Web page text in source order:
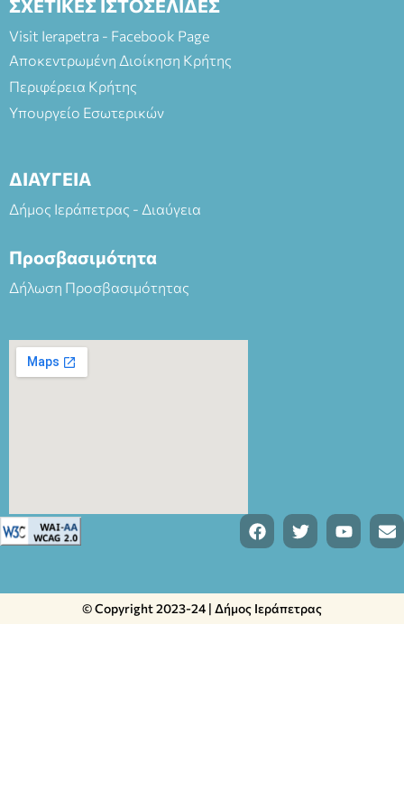
ΣΧΕΤΙΚΕΣ ΙΣΤΟΣΕΛΙΔΕΣ
Visit Ierapetra - Facebook Page
Αποκεντρωμένη Διοίκηση Κρήτης
Περιφέρεια Κρήτης
Υπουργείο Εσωτερικών
ΔΙΑΥΓΕΙΑ
Δήμος Ιεράπετρας - Διαύγεια
Προσβασιμότητα
Δήλωση Προσβασιμότητας
© Copyright 2023-24 | Δήμος Ιεράπετρας